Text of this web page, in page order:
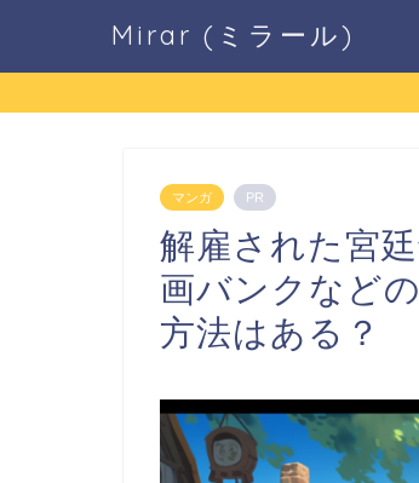
Mirar (ミラール)
マンガ PR
解雇された宮
画バンクなど
方法はある？